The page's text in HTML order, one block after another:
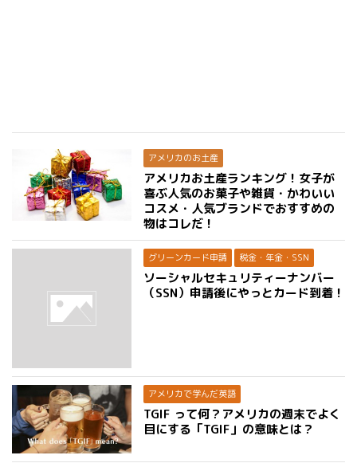
アメリカのお土産
アメリカお土産ランキング！女子が
喜ぶ人気のお菓子や雑貨・かわいい
コスメ・人気ブランドでおすすめの
物はコレだ！
グリーンカード申請 税金・年金・SSN
ソーシャルセキュリティーナンバー
（SSN）申請後にやっとカード到着！
アメリカで学んだ英語
TGIF って何？アメリカの週末でよく
目にする「TGIF」の意味とは？